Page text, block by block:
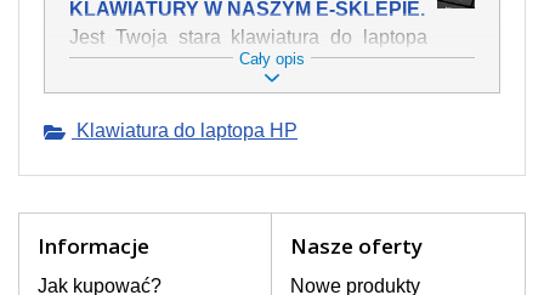
KLAWIATURY W NASZYM E-SKLEPIE.
Jest Twoja stara klawiatura do laptopa
HP Pavilion dv6-2055eg mechanicznie
uszkodzona, polałeś ją płynem, który
swojej pozycji? Kup nową klawiaturę,
Oferujemy oryginalne klawiatury w
stronie internetowej ją znajdziesz za
pomocy wyszukiwarki. Wystarczy znać
Cały opis
Klawiatura do laptopa HP
Informacje
Jak kupować?
Nasze oferty
Nowe produkty